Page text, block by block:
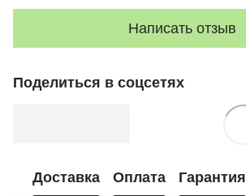
Написать отзыв
Поделиться в соцсетях
Доставка Оплата Гарантия